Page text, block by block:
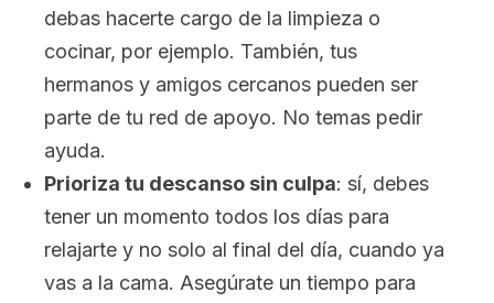
debas hacerte cargo de la limpieza o
cocinar, por ejemplo. También, tus
hermanos y amigos cercanos pueden ser
parte de tu red de apoyo. No temas pedir
ayuda.
Prioriza tu descanso sin culpa: sí, debes
tener un momento todos los días para
relajarte y no solo al final del día, cuando ya
vas a la cama. Asegúrate un tiempo para